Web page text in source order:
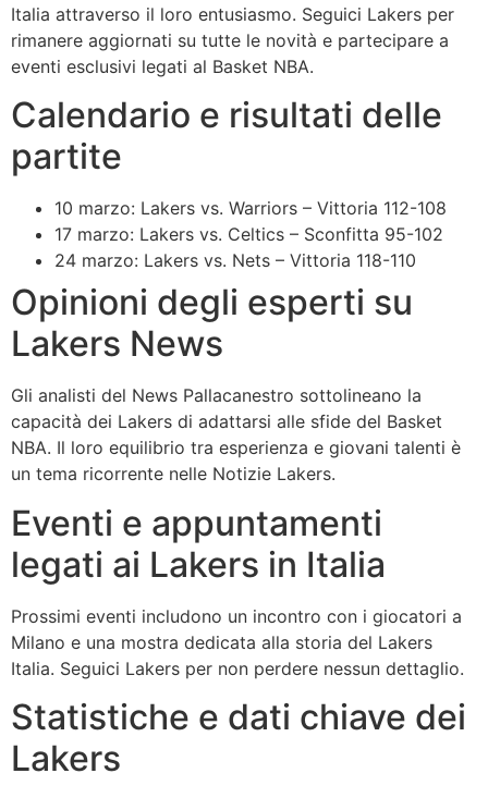
Italia attraverso il loro entusiasmo. Seguici Lakers per
rimanere aggiornati su tutte le novità e partecipare a
eventi esclusivi legati al Basket NBA.
Calendario e risultati delle
partite
10 marzo: Lakers vs. Warriors – Vittoria 112-108
17 marzo: Lakers vs. Celtics – Sconfitta 95-102
24 marzo: Lakers vs. Nets – Vittoria 118-110
Opinioni degli esperti su
Lakers News
Gli analisti del News Pallacanestro sottolineano la
capacità dei Lakers di adattarsi alle sfide del Basket
NBA. Il loro equilibrio tra esperienza e giovani talenti è
un tema ricorrente nelle Notizie Lakers.
Eventi e appuntamenti
legati ai Lakers in Italia
Prossimi eventi includono un incontro con i giocatori a
Milano e una mostra dedicata alla storia del Lakers
Italia. Seguici Lakers per non perdere nessun dettaglio.
Statistiche e dati chiave dei
Lakers